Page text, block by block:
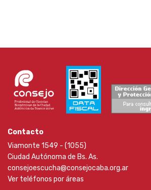
Contacto
Viamonte 1549 - (1055)
Ciudad Autónoma de Bs. As.
consejoescucha@consejocaba.org.ar
Ver teléfonos por áreas